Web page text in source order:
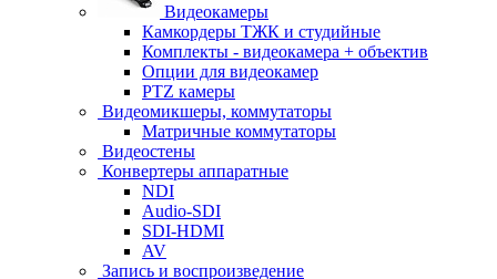
Видеокамеры
Камкордеры ТЖК и студийные
Комплекты - видеокамера + объектив
Опции для видеокамер
PTZ камеры
Видеомикшеры, коммутаторы
Матричные коммутаторы
Видеостены
Конвертеры аппаратные
NDI
Audio-SDI
SDI-HDMI
AV
Запись и воспроизведение